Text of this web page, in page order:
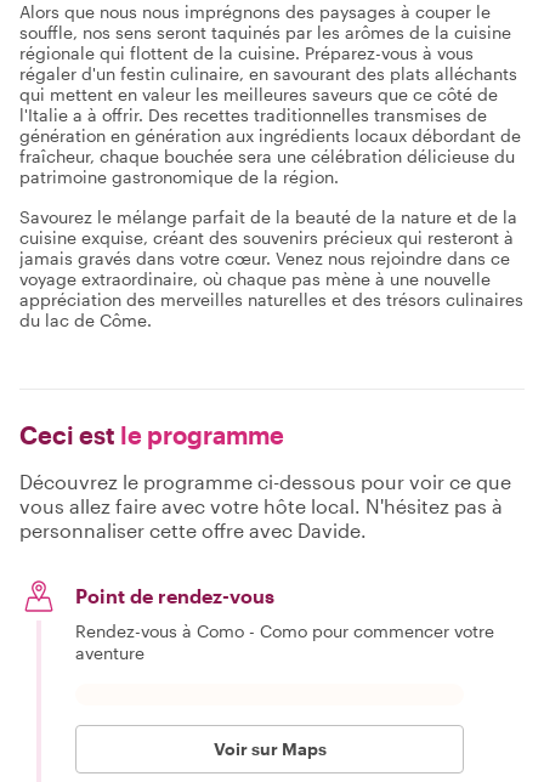
Alors que nous nous imprégnons des paysages à couper le
souffle, nos sens seront taquinés par les arômes de la cuisine
régionale qui flottent de la cuisine. Préparez-vous à vous
régaler d'un festin culinaire, en savourant des plats alléchants
qui mettent en valeur les meilleures saveurs que ce côté de
l'Italie a à offrir. Des recettes traditionnelles transmises de
génération en génération aux ingrédients locaux débordant de
fraîcheur, chaque bouchée sera une célébration délicieuse du
patrimoine gastronomique de la région.
Savourez le mélange parfait de la beauté de la nature et de la
cuisine exquise, créant des souvenirs précieux qui resteront à
jamais gravés dans votre cœur. Venez nous rejoindre dans ce
voyage extraordinaire, où chaque pas mène à une nouvelle
appréciation des merveilles naturelles et des trésors culinaires
du lac de Côme.
Ceci est le programme
Découvrez le programme ci-dessous pour voir ce que
vous allez faire avec votre hôte local. N'hésitez pas à
personnaliser cette offre avec Davide.
Point de rendez-vous
Rendez-vous à Como - Como pour commencer votre
aventure
Voir sur Maps